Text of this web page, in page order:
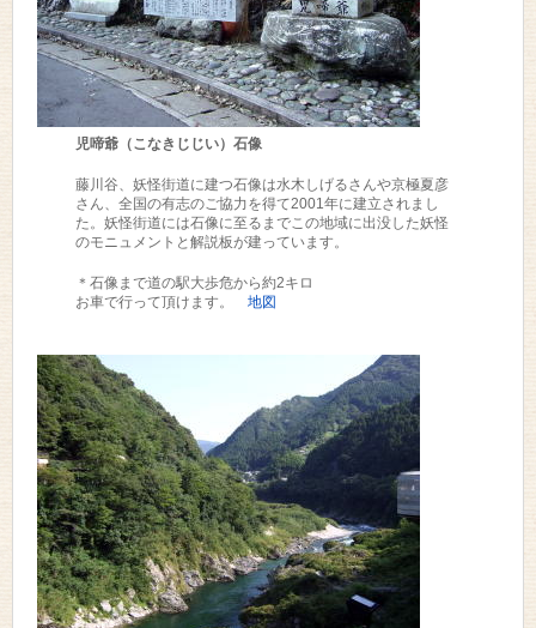
児啼爺（こなきじじい）石像
藤川谷、妖怪街道に建つ石像は水木しげるさんや京極夏彦
さん、全国の有志のご協力を得て2001年に建立されまし
た。妖怪街道には石像に至るまでこの地域に出没した妖怪
のモニュメントと解説板が建っています。
＊石像まで道の駅大歩危から約2キロ
お車で行って頂けます。地図